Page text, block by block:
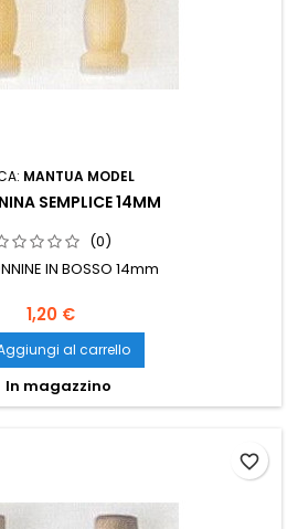
MANTUA MODEL
SEMPLICE 14MM
(0)
IN BOSSO 14mm
1,20 €
al carrello
In magazzino
favorite_border